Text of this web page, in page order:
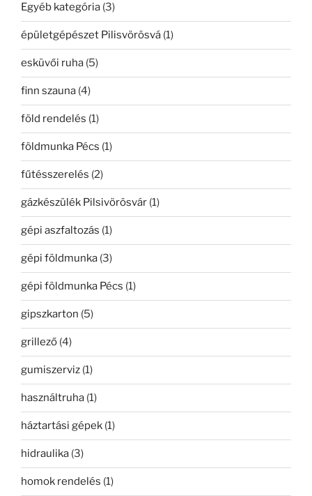
Egyéb kategória (3)
épületgépészet Pilisvörösvá (1)
esküvői ruha (5)
finn szauna (4)
föld rendelés (1)
földmunka Pécs (1)
fűtésszerelés (2)
gázkészülék Pilsivörösvár (1)
gépi aszfaltozás (1)
gépi földmunka (3)
gépi földmunka Pécs (1)
gipszkarton (5)
grillező (4)
gumiszerviz (1)
használtruha (1)
háztartási gépek (1)
hidraulika (3)
homok rendelés (1)